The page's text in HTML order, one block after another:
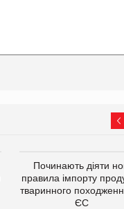
Починають діяти
правила імпорту
тваринного
ЄС